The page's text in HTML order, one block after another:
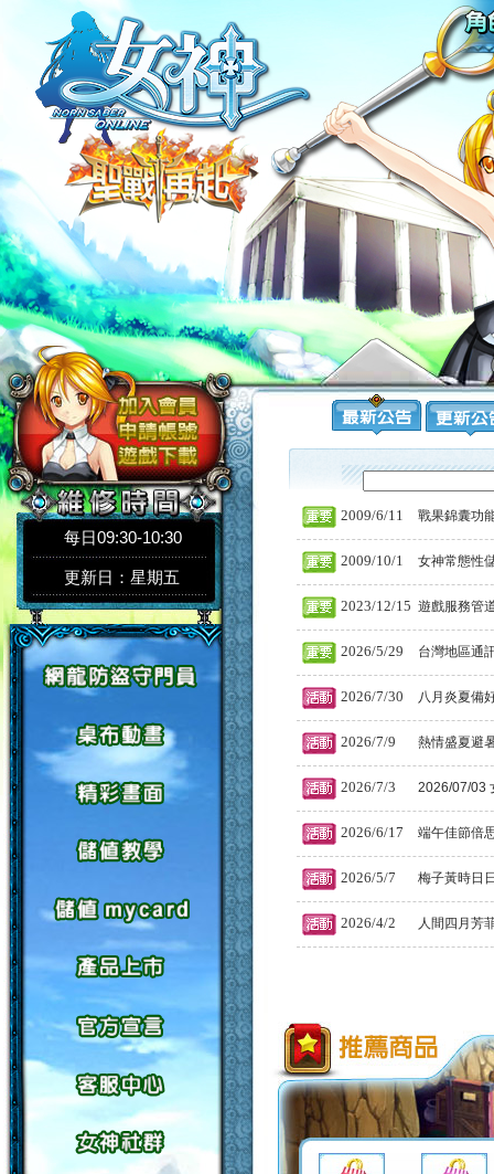
每日09:30-10:30
更新日：星期五
2009/6/11 戰果錦囊功
2009/10/1 女神常態性
2023/12/15 遊戲服務管
2026/5/29 台灣地區通
2026/7/30 八月炎夏備
2026/7/9 熱情盛夏避
2026/7/3 2026/07/03
2026/6/17 端午佳節倍
2026/5/7 梅子黃時日
2026/4/2 人間四月芳